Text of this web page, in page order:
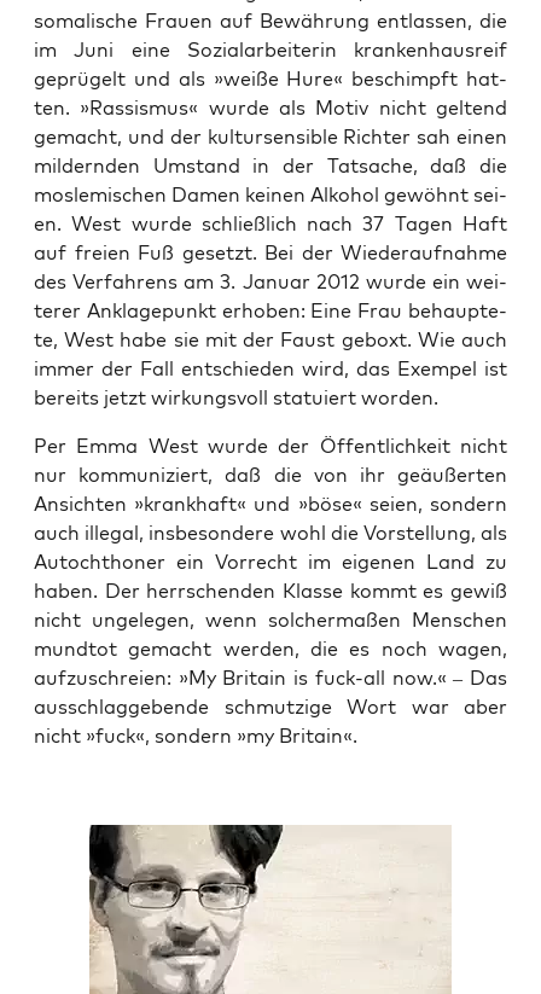
soma­li­sche Frau­en auf Bewäh­rung ent­las­sen, die
im Juni eine Sozi­al­ar­bei­te­rin kran­ken­haus­reif
geprü­gelt und als »wei­ße Hure« beschimpft hat­
ten. »Ras­sis­mus« wur­de als Motiv nicht gel­tend
gemacht, und der kul­tur­sen­si­ble Rich­ter sah einen
mil­dern­den Umstand in der Tat­sa­che, daß die
mos­le­mi­schen Damen kei­nen Alko­hol gewöhnt sei­
en. West wur­de schließ­lich nach 37 Tagen Haft
auf frei­en Fuß gesetzt. Bei der Wie­der­auf­nah­me
des Ver­fah­rens am 3. Janu­ar 2012 wur­de ein wei­
te­rer Ankla­ge­punkt erho­ben: Eine Frau behaup­te­
te, West habe sie mit der Faust geboxt. Wie auch
immer der Fall ent­schie­den wird, das Exem­pel ist
bereits jetzt wir­kungs­voll sta­tu­iert worden.
Per Emma West wur­de der Öffent­lich­keit nicht
nur kom­mu­ni­ziert, daß die von ihr geäu­ßer­ten
Ansich­ten »krank­haft« und »böse« sei­en, son­dern
auch ille­gal, ins­be­son­de­re wohl die Vor­stel­lung, als
Auto­chtho­ner ein Vor­recht im eige­nen Land zu
haben. Der herr­schen­den Klas­se kommt es gewiß
nicht unge­le­gen, wenn sol­cher­ma­ßen Men­schen
mund­tot gemacht wer­den, die es noch wagen,
auf­zu­schrei­en: »My Bri­tain is fuck-all now.« – Das
aus­schlag­ge­ben­de schmut­zi­ge Wort war aber
nicht »fuck«, son­dern »my Britain«.